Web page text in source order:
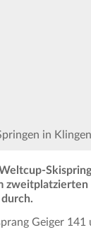
in
Geiger